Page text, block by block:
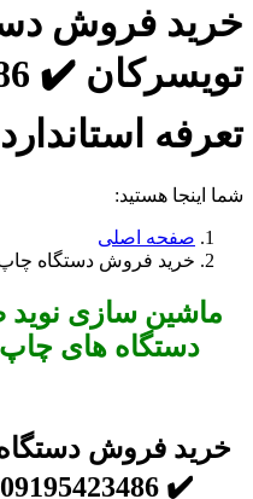
خرید فروش
تعرفه استاندارد
شما اینجا هستید:
صفحه اصلی
خرید فروش دستگاه
ماشین سازی نوید
دستگاه های
خرید فروش
✔️ 09195423486 ✔️ تعرفه استاندارد